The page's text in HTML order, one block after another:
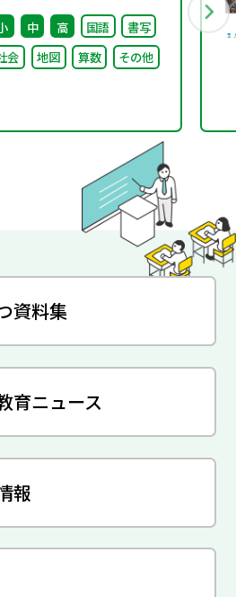
策推進本部（第4回）
心して学べる魅力ある
校づくりの推進に向け
中 高 国語
書写
会
地図 算数 その他
資料集
育ニュース
報